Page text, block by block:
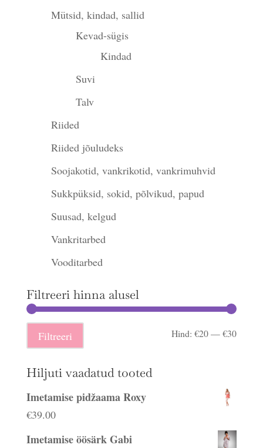
Mütsid, kindad, sallid
Kevad-sügis
Kindad
Suvi
Talv
Riided
Riided jõuludeks
Soojakotid, vankrikotid, vankrimuhvid
Sukkpüksid, sokid, põlvikud, papud
Suusad, kelgud
Vankritarbed
Vooditarbed
Filtreeri hinna alusel
Filtreeri Hind:€20—€30
Hiljuti vaadatud tooted
Imetamise pidžaama Roxy
€39.00
Imetamise öösärk Gabi